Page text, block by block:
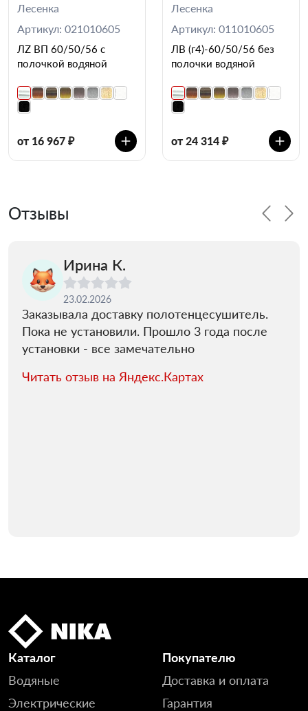
Лесенка
Артикул: 021010605
ЛZ ВП 60/50/56 с
полочкой водяной
от 16 967 ₽
Лесенка
Артикул: 011010605
ЛВ (г4)-60/50/56 без
полочки водяной
от 24 314 ₽
Отзывы
Ирина К.
23.02.2026
Заказывала доставку полотенцесушитель.
Пока не установили. Прошло 3 года после
установки - все замечательно
Читать отзыв на Яндекс.Картах
Каталог
Водяные
Электрические
Покупателю
Доставка и оплата
Гарантия